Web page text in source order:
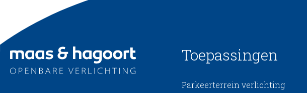
Toepassingen
Parkeerterrein verlichting